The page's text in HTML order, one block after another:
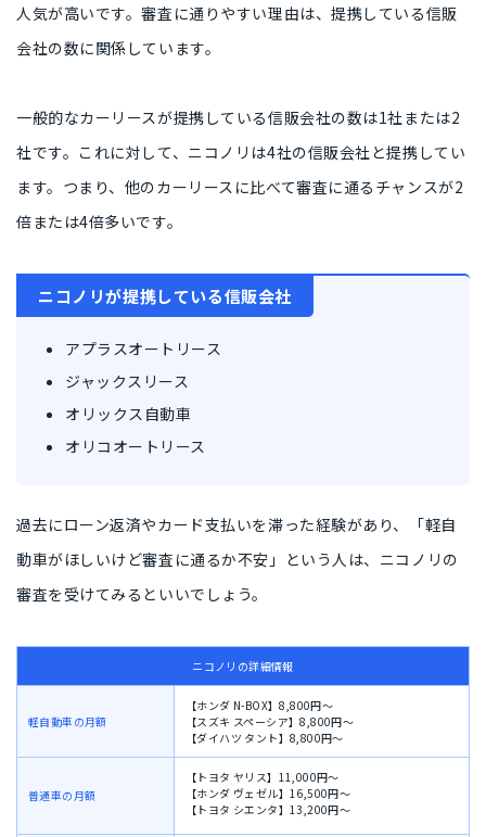
人気が高いです。審査に通りやすい理由は、提携している信販
会社の数に関係しています。
一般的なカーリースが提携している信販会社の数は1社または2
社です。これに対して、ニコノリは4社の信販会社と提携 してい
ます。つまり、他のカーリースに比べて審査に通るチャンスが2
倍または4倍多いです。
ニコノリが提携している信販会社
アプラスオートリース
ジャックスリース
オリックス自動車
オリコオートリース
過去にローン返済やカード支払いを滞った経験があり、
「軽自
動車がほしいけど審査に通るか不安」という人 は、ニコノリの
審査を受けてみるといいでしょう。
ニコノリの詳細情報
軽自動車の月額
【ホンダ N-BOX】8,800円〜
【スズキ スペーシア】8,800円〜
【ダイハツ タント】8,800円〜
普通車の月額
【トヨタ ヤリス】11,000円〜
【ホンダ ヴェゼル】16,500円〜
【トヨタ シエンタ】13,200円〜